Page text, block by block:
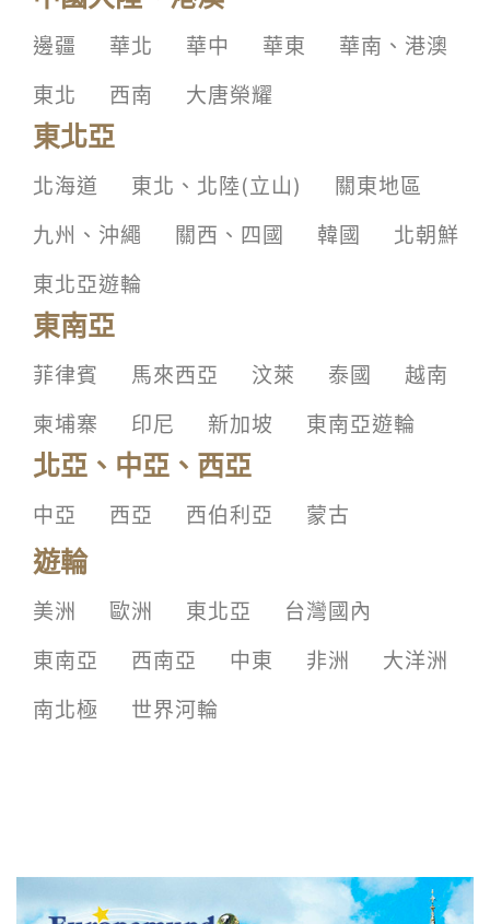
邊疆 華北 華中 華東
華南、港澳
東北
西南 大唐榮耀
東北亞
北海道 東北、北陸(立山)
關東地區
九州、沖繩
關西、四國 韓國
北朝鮮
東北亞遊輪
東南亞
菲律賓 馬來西亞 汶萊 泰國
越南
柬埔寨
印尼 新加坡 東南亞遊輪
北亞、中亞、西亞
中亞 西亞 西伯利亞 蒙古
遊輪
美洲 歐洲 東北亞
台灣國內
東南亞
西南亞 中東 非洲
大洋洲
南北極
世界河輪